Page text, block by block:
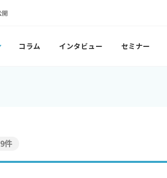
コラム インタビュー セミナー
件